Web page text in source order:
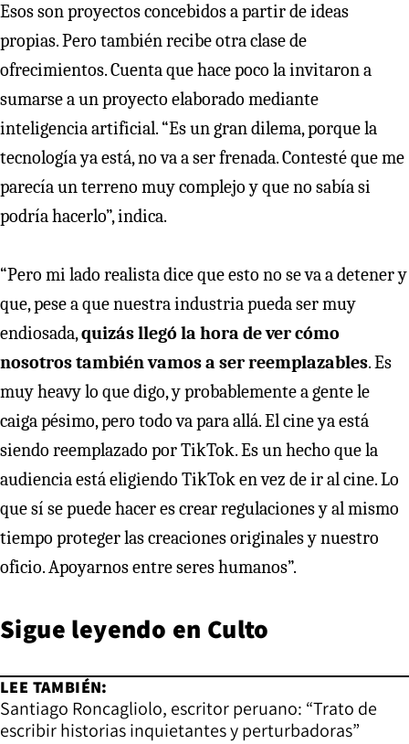
Esos son proyectos concebidos a partir de ideas
propias. Pero también recibe otra clase de
ofrecimientos. Cuenta que hace poco la invitaron a
sumarse a un proyecto elaborado mediante
inteligencia artificial. “Es un gran dilema, porque la
tecnología ya está, no va a ser frenada. Contesté que me
parecía un terreno muy complejo y que no sabía si
podría hacerlo”, indica.
“Pero mi lado realista dice que esto no se va a detener y
que, pese a que nuestra industria pueda ser muy
endiosada,quizás llegó la hora de ver cómo
nosotros también vamos a ser reemplazables. Es
muy heavy lo que digo, y probablemente a gente le
caiga pésimo, pero todo va para allá. El cine ya está
siendo reemplazado por TikTok. Es un hecho que la
audiencia está eligiendo TikTok en vez de ir al cine. Lo
que sí se puede hacer es crear regulaciones y al mismo
tiempo proteger las creaciones originales y nuestro
oficio. Apoyarnos entre seres humanos”.
Sigue leyendo en Culto
LEE TAMBIÉN:
Santiago Roncagliolo, escritor peruano: “Trato de
escribir historias inquietantes y perturbadoras”